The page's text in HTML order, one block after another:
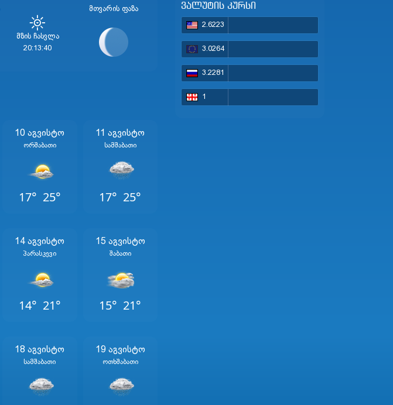
20:13:40
Მზის Ჩასვლა
ᲛᲗᲕᲐᲠᲘᲡ ᲤᲐᲖᲐ
10 Აგვისტო
Ორშაბათი
17° 25°
11 Აგვისტო
Სამშაბათი
17° 25°
14 Აგვისტო
Პარასკევი
14° 21°
15 Აგვისტო
Შაბათი
15° 21°
18 Აგვისტო
Სამშაბათი
19 Აგვისტო
Ოთხშაბათი
ვალუტის კურსი
2.6223
3.0264
3.2281
1